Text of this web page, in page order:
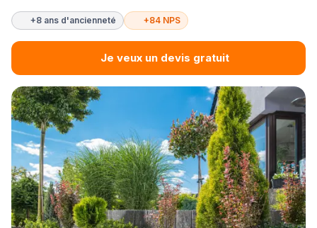
+8 ans d'ancienneté +84 NPS
Je veux un devis gratuit